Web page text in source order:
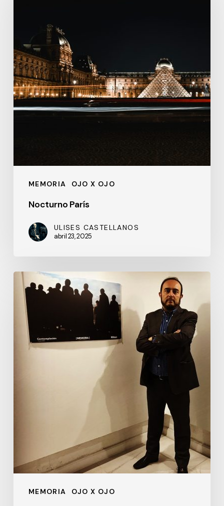
MEMORIA OJO X OJO
Nocturno París
ULISES CASTELLANOS
abril 23, 2025
MEMORIA OJO X OJO
50
años